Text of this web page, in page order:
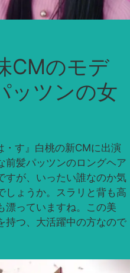
CMのモデ
ッツンの女
す』白桃の新CMに出演
前髪パッツンのロングヘア
すが、いったい誰なのか気
しょうか。スラリと背も高
漂っていますね。この美
持つ、大活躍中の方なので